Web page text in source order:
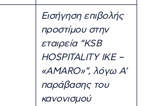
Εισήγηση επιβολής
προστίμου στην
εταιρεία “KSB
HOSPITALITY ΙΚΕ –
«AMARO»”, λόγω Α’
παράβασης του
κανονισμού